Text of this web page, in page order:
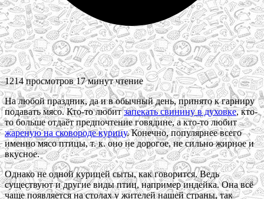
1214 просмотров 17 минут чтение
На любой праздник, да и в обычный день, принято к гарниру
подавать мясо. Кто-то любитзапекать свинину в духовке, кто-
то больше отдаёт предпочтение говядине, а кто-то любит
жареную на сковороде курицу. Конечно, популярнее всего
именно мясо птицы, т. к. оно не дорогое, не сильно жирное и
вкусное.
Однако не одной курицей сыты, как говорится. Ведь
существуют и другие виды птиц, например индейка. Она всё
чаще появляется на столах у жителей нашей страны, так